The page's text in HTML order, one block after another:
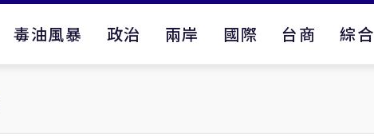
毒油風暴 政治 兩岸 國際 台商 綜合